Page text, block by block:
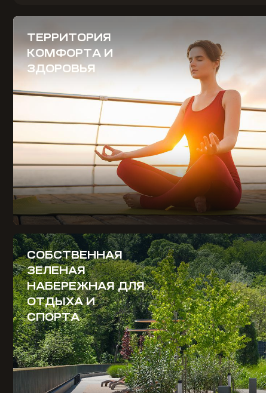
ТЕРРИТОРИЯ
КОМФОРТА И
ЗДОРОВЬЯ
СОБСТВЕННАЯ
ЗЕЛЕНАЯ
НАБЕРЕЖНАЯ ДЛЯ
ОТДЫХА И
СПОРТА